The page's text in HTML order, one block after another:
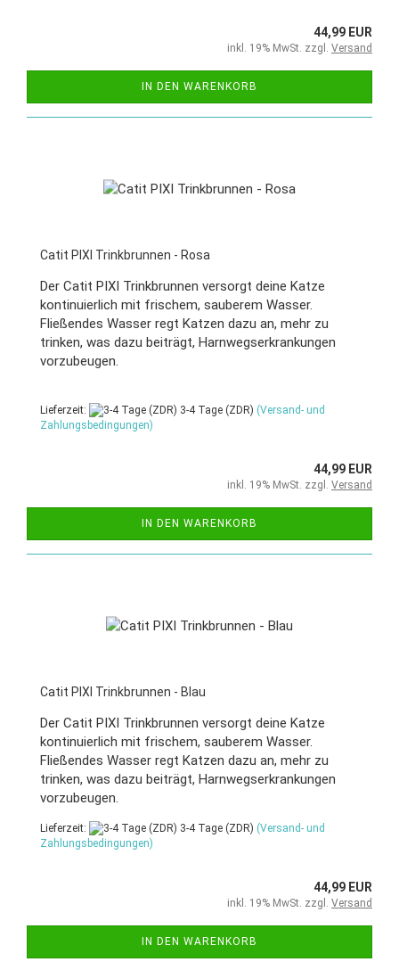
44,99 EUR
inkl. 19% MwSt. zzgl. Versand
IN DEN WARENKORB
Catit PIXI Trinkbrunnen - Rosa
Der Catit PIXI Trinkbrunnen versorgt deine Katze
kontinuierlich mit frischem, sauberem Wasser.
Fließendes Wasser regt Katzen dazu an, mehr zu
trinken, was dazu beiträgt, Harnwegserkrankungen
vorzubeugen.
Lieferzeit: 3-4 Tage (ZDR) (Versand- und
Zahlungsbedingungen)
44,99 EUR
inkl. 19% MwSt. zzgl. Versand
IN DEN WARENKORB
Catit PIXI Trinkbrunnen - Blau
Der Catit PIXI Trinkbrunnen versorgt deine Katze
kontinuierlich mit frischem, sauberem Wasser.
Fließendes Wasser regt Katzen dazu an, mehr zu
trinken, was dazu beiträgt, Harnwegserkrankungen
vorzubeugen.
Lieferzeit: 3-4 Tage (ZDR) (Versand- und
Zahlungsbedingungen)
44,99 EUR
inkl. 19% MwSt. zzgl. Versand
IN DEN WARENKORB